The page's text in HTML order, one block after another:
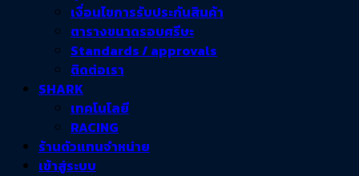
เงื่อนไขการรับประกันสินค้า
ตารางขนาดรอบศรีษะ
Standards / approvals
ติดต่อเรา
SHARK
เทคโนโลยี
RACING
ร้านตัวแทนจำหน่าย
เข้าสู่ระบบ